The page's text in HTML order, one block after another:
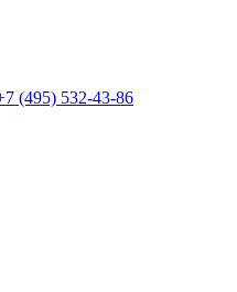
(495) 532-43-86